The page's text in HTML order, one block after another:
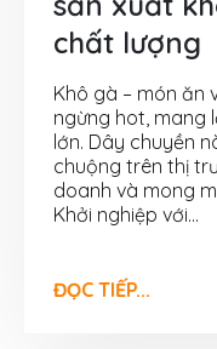
chất lượng
Khô gà – món ăn
ngừng hot, mang
lớn. Dây chuyền
chuộng trên thị
doanh và mong
Khởi nghiệp với...
ĐỌC TIẾP...